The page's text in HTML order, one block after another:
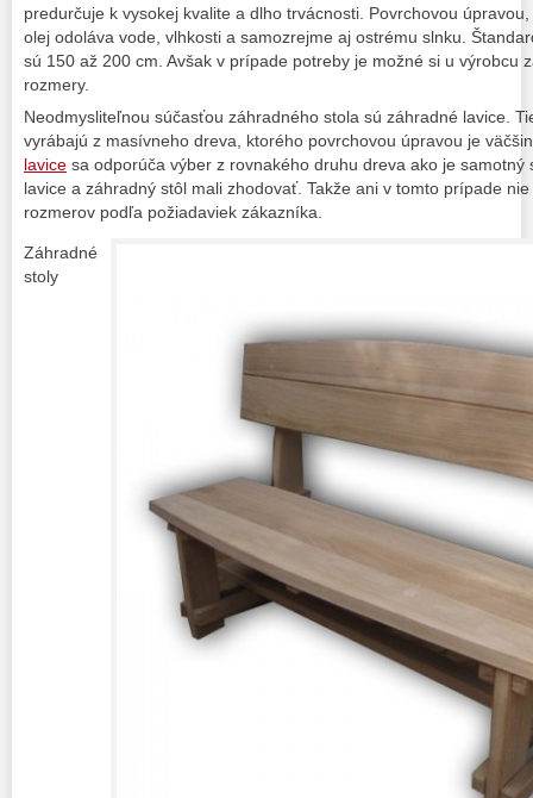
predurčuje k vysokej kvalite a dlho trvácnosti. Povrchovou
olej odoláva vode, vlhkosti a samozrejme aj ostrému slnku.
sú 150 až 200 cm. Avšak v prípade potreby je možné si u výrobcu
rozmery.
Neodmysliteľnou súčasťou záhradného stola sú záhradné lavice.
vyrábajú z masívneho dreva, ktorého povrchovou úpravou je
lavice sa odporúča výber z rovnakého druhu dreva ako je
lavice a záhradný stôl mali zhodovať. Takže ani v tomto prípade
rozmerov podľa požiadaviek zákazníka.
Záhradné
stoly